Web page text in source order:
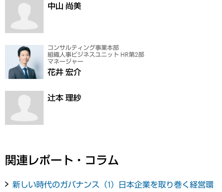
中山 尚美
コンサルティング事業本部
組織人事ビジネスユニット HR第2部
マネージャー
花井 宏介
辻本 理紗
関連レポート・コラム
新しい時代のガバナンス（1）日本企業を取り巻く経営環